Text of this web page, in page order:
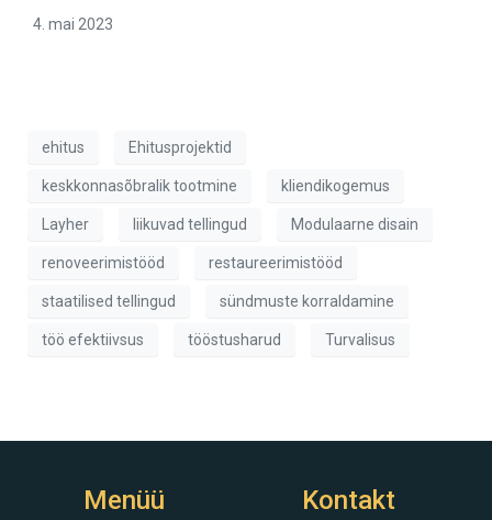
4. mai 2023
ehitus Ehitusprojektid
keskkonnasõbralik tootmine kliendikogemus
Layher liikuvad tellingud Modulaarne disain
renoveerimistööd restaureerimistööd
staatilised tellingud sündmuste korraldamine
töö efektiivsus tööstusharud Turvalisus
Menüü Kontakt